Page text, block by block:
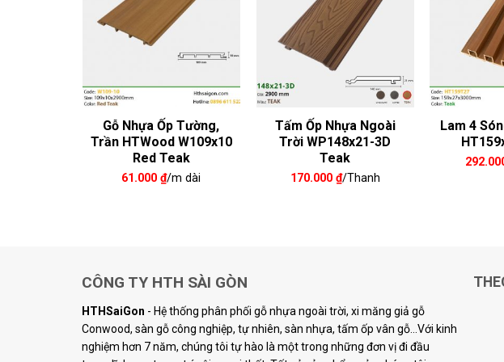
Gỗ Nhựa Ốp Tường,
Trần HTWood W109x10
Red Teak
61.000₫/m dài
Tấm Ốp Nhựa Ngoài
Trời WP148x21-3D
Teak
170.000 ₫/Thanh
Lam 4
CÔNG TY HTH SÀI GÒN
HTHSaiGon - Hệ thống phân phối gỗ nhựa ngoài trời, xi măng giả gỗ
Conwood, sàn gỗ công nghiệp, tự nhiên, sàn nhựa, tấm ốp vân gỗ...Với kinh
nghiệm hơn 7 năm, chúng tôi tự hào là một trong những đơn vị đi đầu